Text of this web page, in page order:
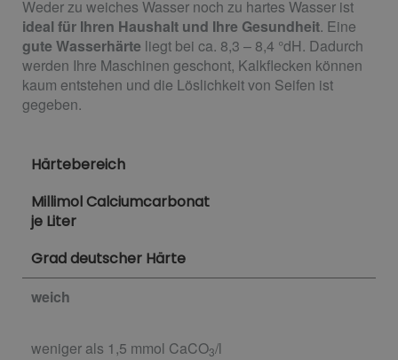
Weder zu weiches Wasser noch zu hartes Wasser ist
ideal für Ihren Haushalt und Ihre Gesundheit. Eine
gute Wasserhärte liegt bei ca. 8,3 – 8,4 °dH. Dadurch
werden Ihre Maschinen geschont, Kalkflecken können
kaum entstehen und die Löslichkeit von Seifen ist
gegeben.
Härtebereich
Millimol Calciumcarbonat
je Liter
Grad deutscher Härte
weich
weniger als 1,5 mmol CaCO3/l